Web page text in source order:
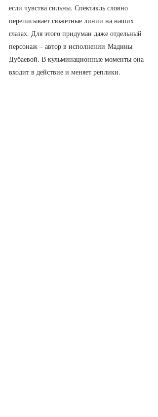
если чувства сильны. Спектакль словно
переписывает сюжетные линии на наших
глазах. Для этого придуман даже отдельный
персонаж – автор в исполнении Мадины
Дубаевой. В кульминационные моменты она
входит в действие и меняет реплики.